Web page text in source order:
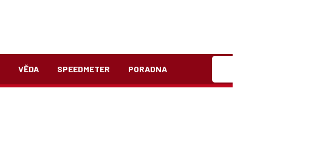
VĚDA SPEEDMETER PORADNA